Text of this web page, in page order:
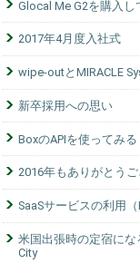
Glocal Me G2を購入し
2017年4月度入社式
wipe-outとMIRACLE
新卒採用への思い
BoxのAPIを使ってみる
2016年もありがとうご
SaaSサービスの利用
米国出張時の定宿にな
City